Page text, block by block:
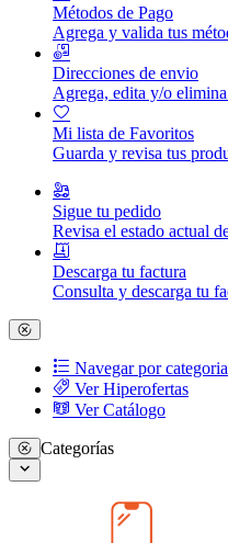
Métodos de Pago
Agrega y valida tus
Direcciones de envio
Agrega, edita y/o
Mi lista de Favoritos
Guarda y revisa tus
Sigue tu pedido
Revisa el estado actual
Descarga tu factura
Consulta y descarga tu
Navegar por
Ver Hiperofertas
Ver Catálogo
Categorías